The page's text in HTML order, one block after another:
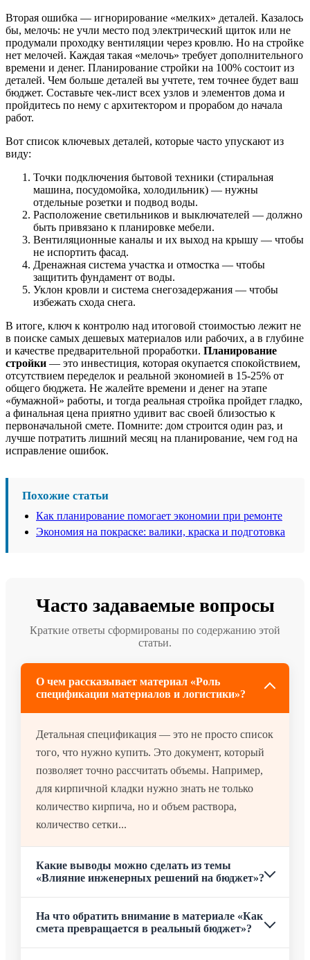
Вторая ошибка — игнорирование «мелких» деталей. Казалось
бы, мелочь: не учли место под электрический щиток или не
продумали проходку вентиляции через кровлю. Но на стройке
нет мелочей. Каждая такая «мелочь» требует дополнительного
времени и денег. Планирование стройки на 100% состоит из
деталей. Чем больше деталей вы учтете, тем точнее будет ваш
бюджет. Составьте чек-лист всех узлов и элементов дома и
пройдитесь по нему с архитектором и прорабом до начала
работ.
Вот список ключевых деталей, которые часто упускают из
виду:
Точки подключения бытовой техники (стиральная
машина, посудомойка, холодильник) — нужны
отдельные розетки и подвод воды.
Расположение светильников и выключателей — должно
быть привязано к планировке мебели.
Вентиляционные каналы и их выход на крышу — чтобы
не испортить фасад.
Дренажная система участка и отмостка — чтобы
защитить фундамент от воды.
Уклон кровли и система снегозадержания — чтобы
избежать схода снега.
В итоге, ключ к контролю над итоговой стоимостью лежит не
в поиске самых дешевых материалов или рабочих, а в глубине
и качестве предварительной проработки. Планирование
стройки — это инвестиция, которая окупается спокойствием,
отсутствием переделок и реальной экономией в 15-25% от
общего бюджета. Не жалейте времени и денег на этапе
«бумажной» работы, и тогда реальная стройка пройдет гладко,
а финальная цена приятно удивит вас своей близостью к
первоначальной смете. Помните: дом строится один раз, и
лучше потратить лишний месяц на планирование, чем год на
исправление ошибок.
Похожие статьи
Как планирование помогает экономии при ремонте
Экономия на покраске: валики, краска и подготовка
Часто задаваемые вопросы
Краткие ответы сформированы по содержанию этой
статьи.
О чем рассказывает материал «Роль
спецификации материалов и логистики»?
Детальная спецификация — это не просто список
того, что нужно купить. Это документ, который
позволяет точно рассчитать объемы. Например,
для кирпичной кладки нужно знать не только
количество кирпича, но и объем раствора,
количество сетки...
Какие выводы можно сделать из темы
«Влияние инженерных решений на бюджет»?
На что обратить внимание в материале «Как
смета превращается в реальный бюджет»?